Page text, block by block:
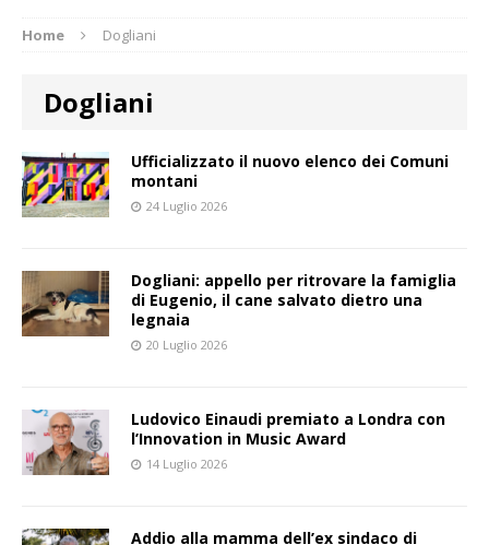
Home Dogliani
Dogliani
Ufficializzato il nuovo elenco dei Comuni
montani
24 Luglio 2026
Dogliani: appello per ritrovare la famiglia
di Eugenio, il cane salvato dietro una
legnaia
20 Luglio 2026
Ludovico Einaudi premiato a Londra con
l’Innovation in Music Award
14 Luglio 2026
Addio alla mamma dell’ex sindaco di